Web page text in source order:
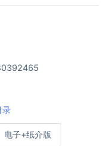
录
电子+纸介版